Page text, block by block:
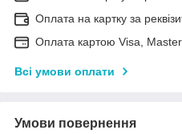
Оплата на картку за
Оплата картою Visa,
Всі умови оплати
Умови повернення